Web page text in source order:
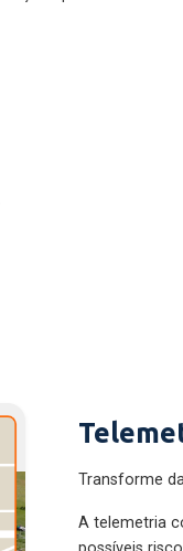
Transforme
A telemetria
possíveis